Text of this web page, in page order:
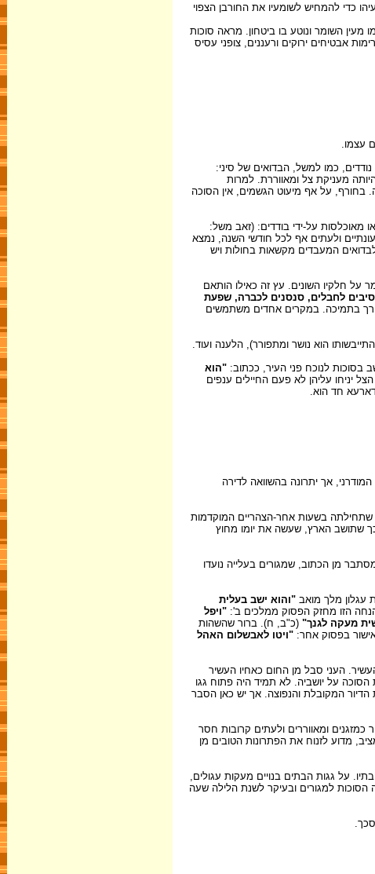
כדי להמחיש לשומעיו את החורבן הצפוי
השומר ונוטע בו ביטחון. מראה סוכות
אבטיחים ירוקים ורעננים, צופני עסיס
עצמו.
כמו למשל, הבדואים של סיני:
מעניקת צל ומאווררת. למרות
בחורף, על אף מיעוט הגשמים, אין הסוכה
מאוכלסות על-ידי בודדים: (זאב משל:
למגורים עונתיים ולעתים אף לכל חודשי השנה, נמצא
המעבדים מקשאות בחולות ויש
על חלקיו השונים. עץ זה כאילו הותאם
סיבים לחבלים, סנסנים לכברה, שפעת
בתמיכה. במקרים אחדים משתמשים
הוא נושר ומתפורר), הלענה ועוד.
בסוכות לנוכח פני העיר, ככתוב: "הוא
יניחו עליהן לא פעם החיילים ענפים
חד הוא.
אך יתרונה בהשוואה לדירה
שתחילתה בשעות אחר-הצהריים המוקדמות
שתושב הארץ, שעשה את יומו מחוץ
מן הכתוב, שמגורים בעלייה נועדו
עגלון מלך מואב "והוא ישב בעלית
הזו מחזק הפסוק ממלכים ב': "ויפל
מעקה לגנך" (כ"ב, ח). ברור שהשהות
בפסוק אחר: "ויטו לאבשלום האהל
העני סבל מן החום כאחיו העשיר
על יושביה. לא תמיד היה פתוח גגו
הדיור המקובלת והנפוצה. אך יש כאן הסבר
כמזגנים ומאווררים ולעתים קרובות חסר
מדוע לזנוח את הפתרונות הטובים מן
על גגות הבתים בנויים מעקות עגולים,
הסוכות למגורים ובעיקר לשנת הלילה שעה